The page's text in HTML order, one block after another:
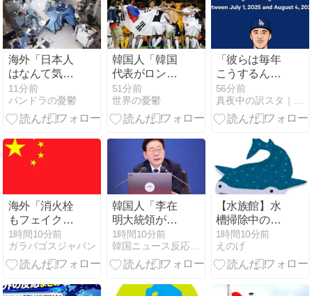
海外「日本人
はなんて気高
いんだ！」 英
高級紙も驚愕
した極限の中
に世界が衝撃
11分前
パンドラの憂鬱
韓国人「韓国
代表がロンド
ン五輪銅メダ
ル剥奪の危
機！海外メデ
の壁を越えて
IOCの調査対
象になり得
る』と報
道！」
51分前
世界の憂鬱
「彼らは毎年
こうするん
だ」ドジャー
スの8月失速
は“お決まり行
位置で不振の
声【海外の反
応】
56分前
海外「消火栓
もフェイクだ
から消防士が
右往左往する
中国www」
1時間10分前
ガラパゴスジャパン
韓国人「李在
明大統領が株
価操作記者に
『破滅する前
に自首しろ』
→「お前が自
1時間10分前
韓国ニュース反応まとめ
【水族館】水
槽掃除中の飼
育員、ジンベ
エザメからと
んでもない“ス
喰らうｗｗｗ
1時間10分前
えのげ